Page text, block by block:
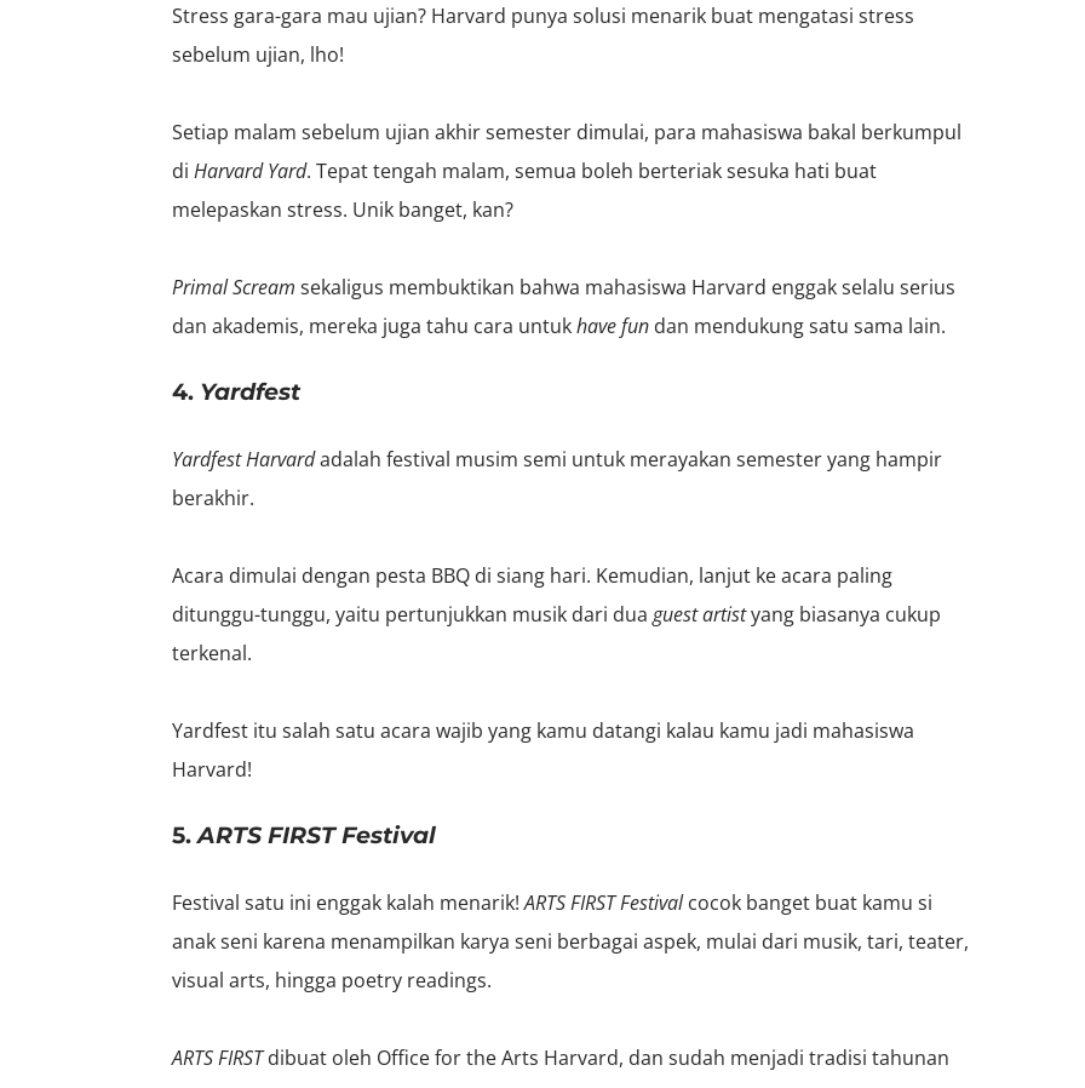
Stress gara-gara mau ujian? Harvard punya solusi menarik buat mengatasi stress
sebelum ujian, lho!
Setiap malam sebelum ujian akhir semester dimulai, para mahasiswa bakal berkumpul
di Harvard Yard. Tepat tengah malam, semua boleh berteriak sesuka hati buat
melepaskan stress. Unik banget, kan?
Primal Scream sekaligus membuktikan bahwa mahasiswa Harvard enggak selalu serius
dan akademis, mereka juga tahu cara untukhave fun dan mendukung satu sama lain.
4. Yardfest
Yardfest Harvardadalah festival musim semi untuk merayakan semester yang hampir
berakhir.
Acara dimulai dengan pesta BBQ di siang hari. Kemudian, lanjut ke acara paling
ditunggu-tunggu, yaitu pertunjukkan musik dari dua guest artistyang biasanya cukup
terkenal.
Yardfest itu salah satu acara wajib yang kamu datangi kalau kamu jadi mahasiswa
Harvard!
5.ARTS FIRST Festival
Festival satu ini enggak kalah menarik!ARTS FIRST Festivalcocok banget buat kamu si
anak seni karena menampilkan karya seni berbagai aspek, mulai dari musik, tari, teater,
visual arts, hingga poetry readings.
ARTS FIRSTdibuat oleh Office for the Arts Harvard, dan sudah menjadi tradisi tahunan